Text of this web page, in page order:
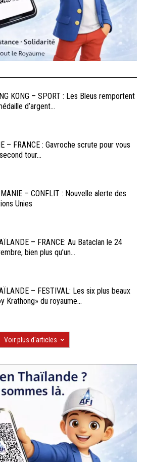
KONG – SPORT : Les Bleus remportent
d’argent...
– FRANCE : Gavroche scrute pour vous
tour...
– CONFLIT : Nouvelle alerte des
Unies
– FRANCE: Au Bataclan le 24
bien plus qu’un...
– FESTIVAL: Les six plus beaux
Krathong» du royaume...
Voir plus d'articles